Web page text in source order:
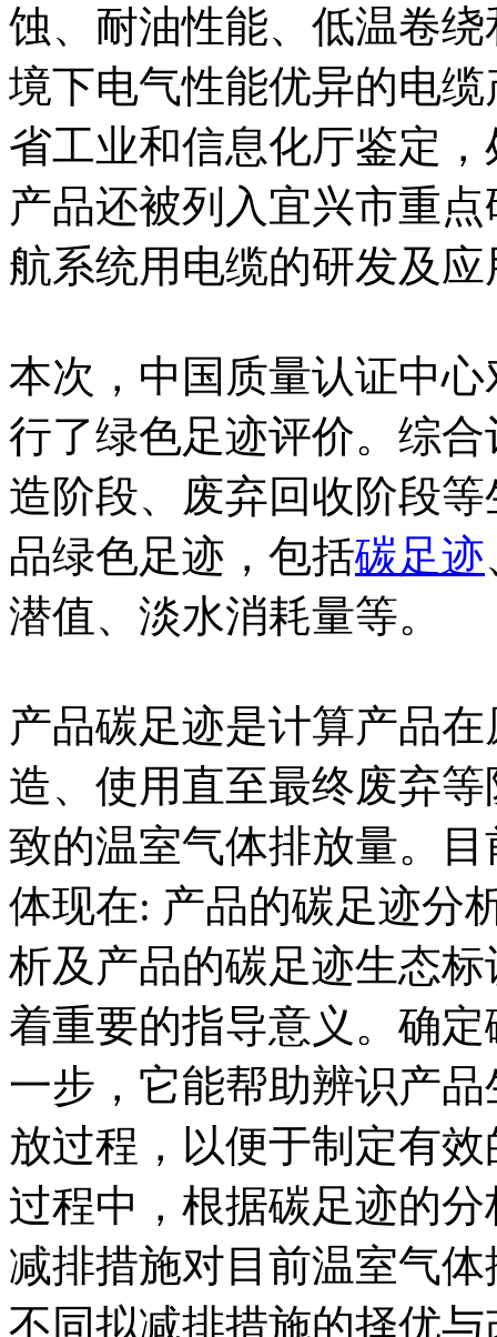
蚀、耐油性能、低温卷
境下电气性能优异的电
省工业和信息化厅鉴定
产品还被列入宜兴市重
航系统用电缆的研发及应
本次，中国质量认证中
行了绿色足迹评价。综
造阶段、废弃回收阶段
品绿色足迹，包括碳足迹
潜值、淡水消耗量等。
产品碳足迹是计算产品
造、使用直至最终废弃
致的温室气体排放量。
体现在: 产品的碳足迹分
析及产品的碳足迹生态
着重要的指导意义。确
一步，它能帮助辨识产
放过程，以便于制定有
过程中，根据碳足迹的
减排措施对目前温室气
不同拟减排措施的择优与